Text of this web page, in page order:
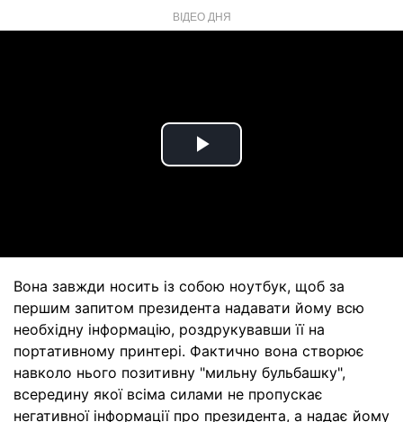
ВІДЕО ДНЯ
Play
Вона завжди носить із собою ноутбук, щоб за
першим запитом президента надавати йому всю
необхідну інформацію, роздрукувавши її на
портативному принтері. Фактично вона створює
навколо нього позитивну "мильну бульбашку",
всередину якої всіма силами не пропускає
негативної інформації про президента, а надає йому